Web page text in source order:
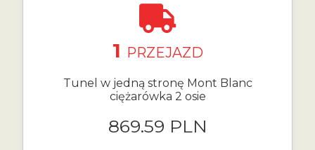
1 PRZEJAZD
Tunel w jedną stronę Mont Blanc
ciężarówka 2 osie
869.59 PLN